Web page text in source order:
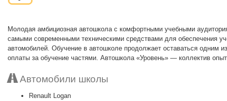
Молодая амбициозная автошкола с комфортными учебными
самыми современными техническими средствами для обеспечения
автомобилей. Обучение в автошколе продолжает оставаться одним
оплаты за обучение частями. Автошкола «Уровень» — коллектив
Автомобили школы
Renault Logan